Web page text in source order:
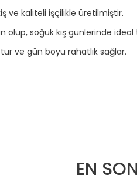
ve kaliteli işçilikle üretilmiştir.
olup, soğuk kış günlerinde
ve gün boyu rahatlık sağlar.
EN